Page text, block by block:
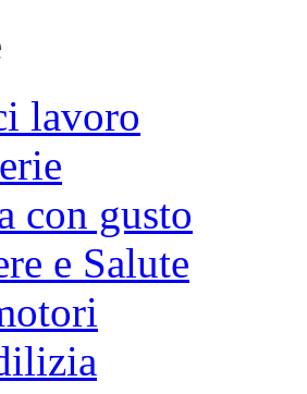
lavoro
con gusto
e Salute